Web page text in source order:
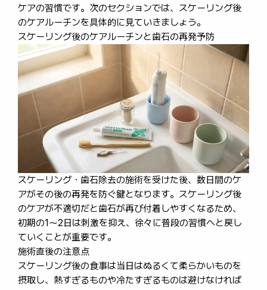
ケアの習慣です。次のセクションでは、スケーリング後
のケアルーチンを具体的に見ていきましょう。
スケーリング後のケアルーチンと歯石の再発予防
スケーリング・歯石除去の施術を受けた後、数日間のケ
アがその後の再発を防ぐ鍵となります。スケーリング後
のケアが不適切だと歯石が再び付着しやすくなるため、
初期の1〜2日は刺激を抑え、徐々に普段の習慣へと戻し
ていくことが重要です。
施術直後の注意点
スケーリング後の食事は当日はぬるくて柔らかいものを
摂取し、熱すぎるものや冷たすぎるものは避けなければ